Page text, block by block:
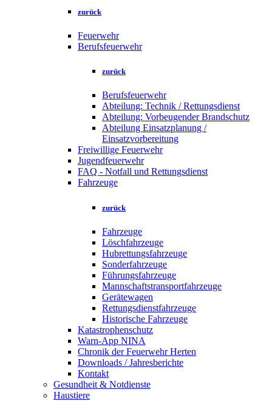
zurück
Feuerwehr
Berufsfeuerwehr
zurück
Berufsfeuerwehr
Abteilung: Technik / Rettungsdienst
Abteilung: Vorbeugender Brandschutz
Abteilung Einsatzplanung /
Einsatzvorbereitung
Freiwillige Feuerwehr
Jugendfeuerwehr
FAQ - Notfall und Rettungsdienst
Fahrzeuge
zurück
Fahrzeuge
Löschfahrzeuge
Hubrettungsfahrzeuge
Sonderfahrzeuge
Führungsfahrzeuge
Mannschaftstransportfahrzeuge
Gerätewagen
Rettungsdienstfahrzeuge
Historische Fahrzeuge
Katastrophenschutz
Warn-App NINA
Chronik der Feuerwehr Herten
Downloads / Jahresberichte
Kontakt
Gesundheit & Notdienste
Haustiere